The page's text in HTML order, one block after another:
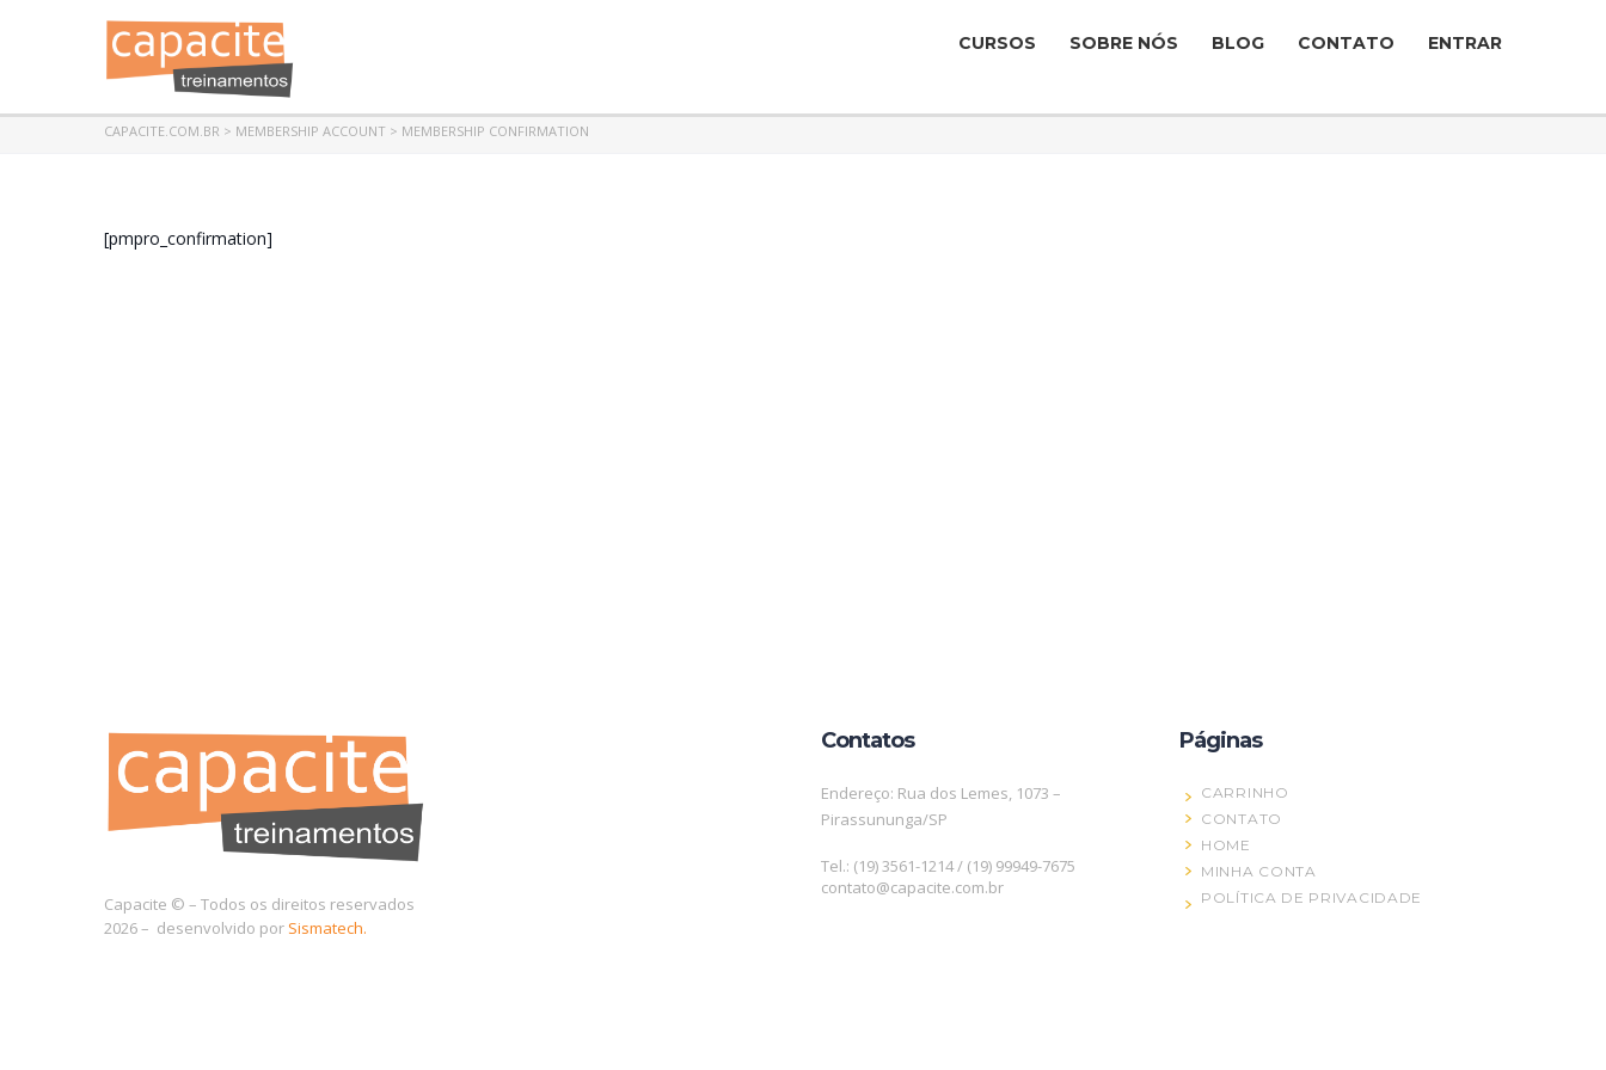
CURSOS SOBRE NÓS BLOG CONTATO ENTRAR
CAPACITE.COM.BR > MEMBERSHIP ACCOUNT > MEMBERSHIP CONFIRMATION
[pmpro_confirmation]
Capacite © – Todos os direitos reservados
2026 – desenvolvido por Sismatech.
Contatos
Endereço: Rua dos Lemes, 1073 –
Pirassununga/SP
Tel.: (19) 3561-1214 / (19) 99949-7675
contato@capacite.com.br
Páginas
CARRINHO
CONTATO
HOME
MINHA CONTA
POLÍTICA DE PRIVACIDADE